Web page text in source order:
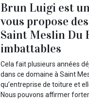
Brun Luigi est
vous propose
Saint Meslin Du
imbattables
Cela fait plusieurs années
dans ce domaine à Saint
qu’entreprise de toiture et
Nous pouvons affirmer